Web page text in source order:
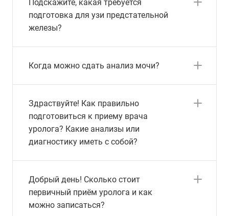
Подскажите, какая требуется
подготовка для узи предстательной
железы?
Когда можно сдать анализ мочи?
Здраствуйте! Как правильно
подготовиться к приему врача
уролога? Какие анализы или
диагностику иметь с собой?
Добрый день! Сколько стоит
первичный приём уролога и как
можно записаться?